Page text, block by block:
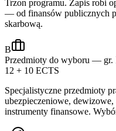
Trzon programu. Zapis robi
— od finansów publicznych
skarbową.
B
Przedmioty do wyboru — gr.
12 + 10 ECTS
Specjalistyczne przedmioty
ubezpieczeniowe,
instrumenty finansowe.